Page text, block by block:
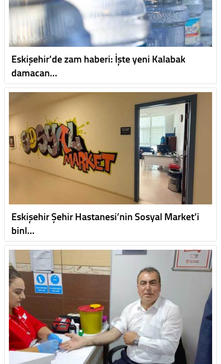
Eskişehir'de zam haberi: İşte yeni Kalabak
damacan…
Eskişehir Şehir Hastanesi’nin Sosyal Market’i
binl…